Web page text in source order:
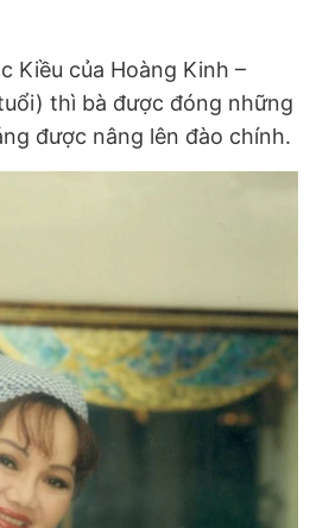
Kiều của Hoàng Kinh –
thì bà được đóng những
được nâng lên đào chính.